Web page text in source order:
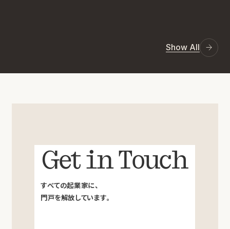
Show All
Get in Touch
すべての起業家に、
門戸を解放しています。